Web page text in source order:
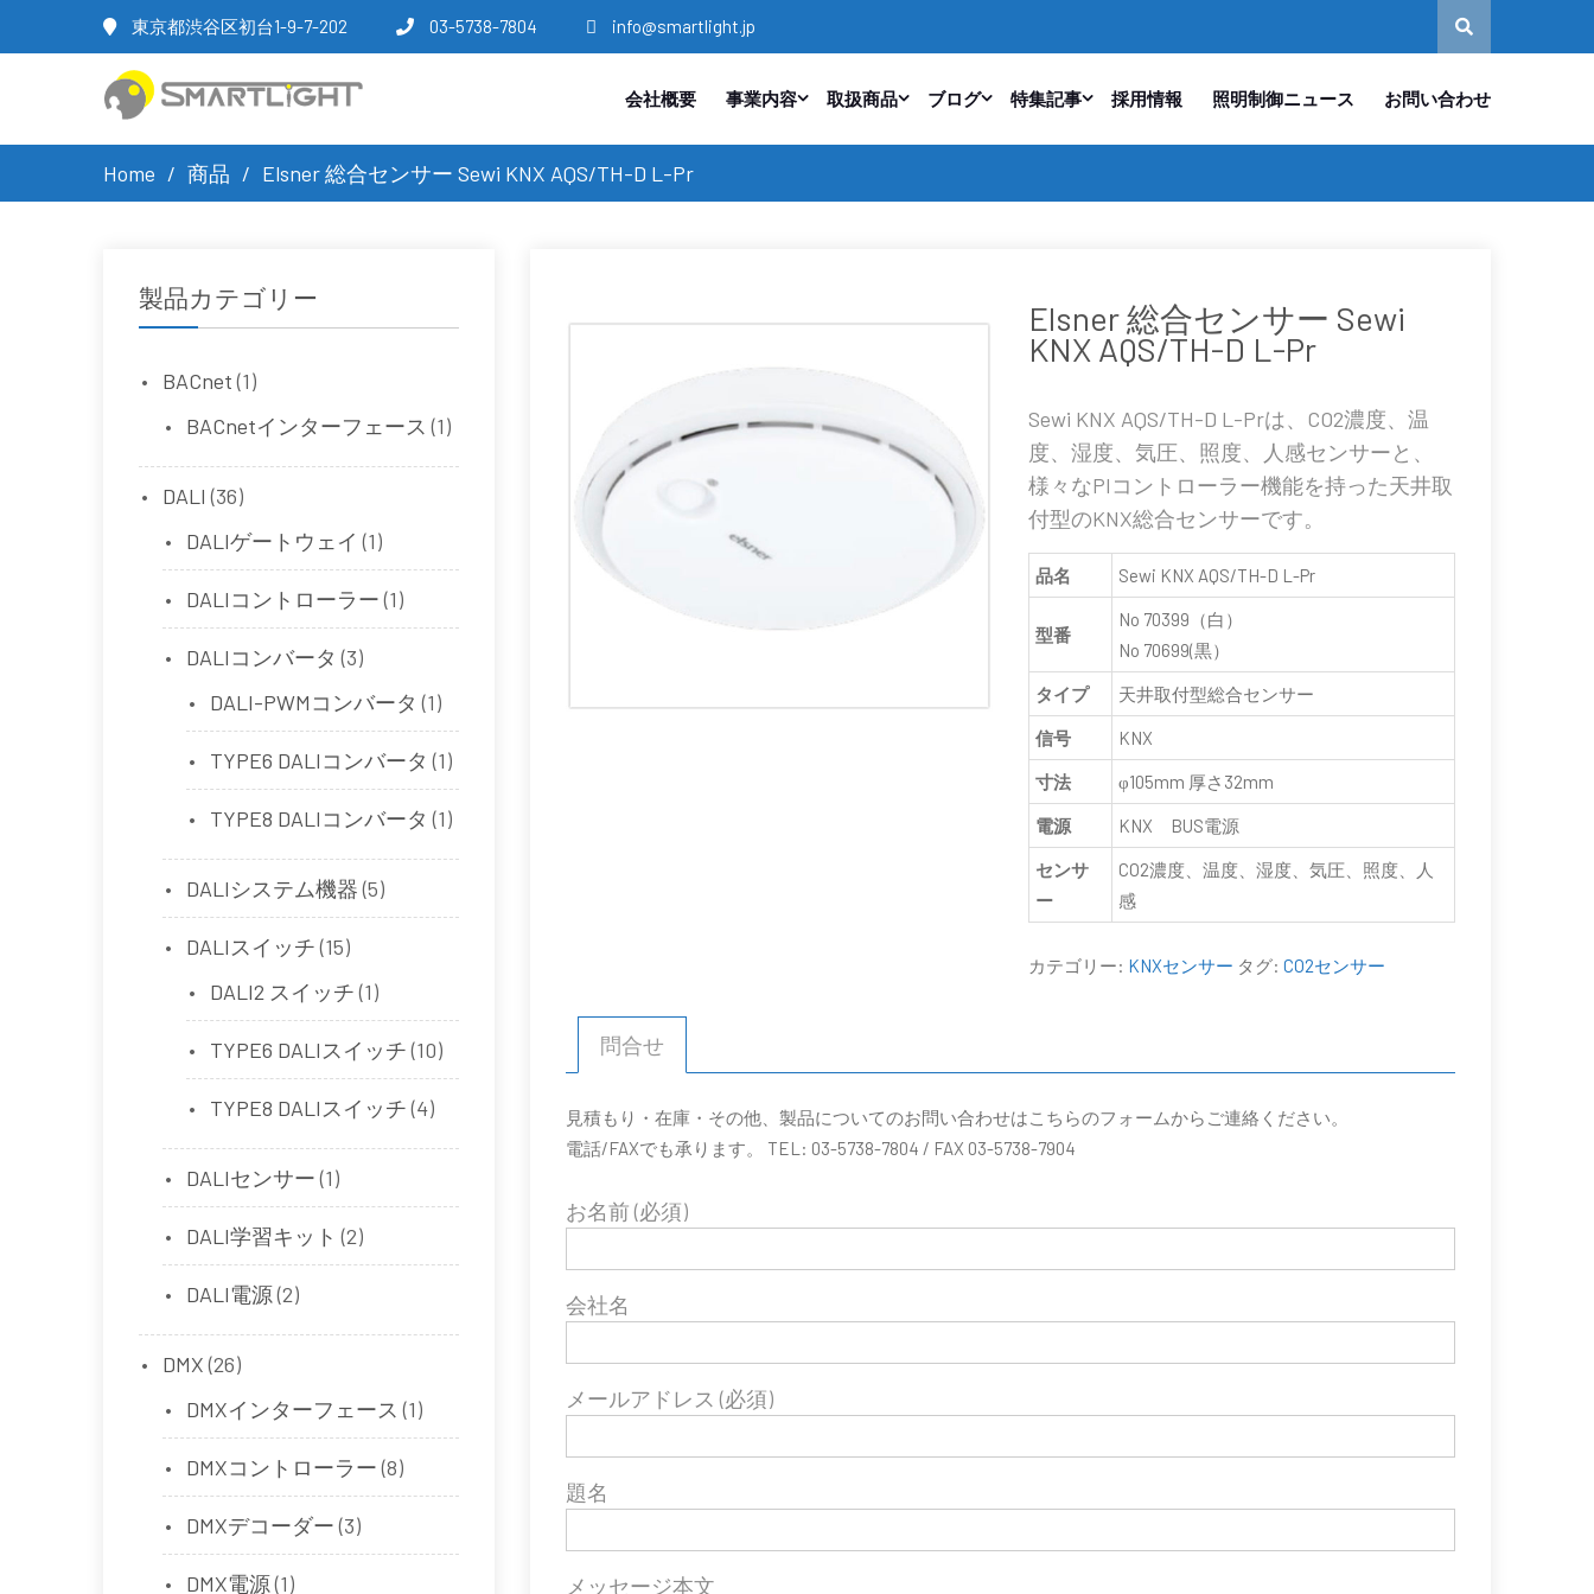
東京都渋谷区初台1-9-7-202 03-5738-7804 info@smartlight.jp
会社概要 事業内容 取扱商品 ブログ 特集記事 採用情報 照明制御ニュース お問い合わせ
Home 商品 Elsner 総合センサー Sewi KNX AQS/TH-D L-Pr
Elsner 総合センサー Sewi
KNX AQS/TH-D L-Pr
Sewi KNX AQS/TH-D L-Prは、CO2濃度、温
度、湿度、気圧、照度、人感センサーと、
様々なPIコントローラー機能を持った天井取
付型のKNX総合センサーです。
品名 Sewi KNX AQS/TH-D L-Pr
型番
No 70399（白）
No 70699(黒）
タイプ 天井取付型総合センサー
信号 KNX
寸法 φ105mm 厚さ32mm
電源 KNX BUS電源
センサ
ー
CO2濃度、温度、湿度、気圧、照度、人
感
カテゴリー: KNXセンサー タグ: CO2センサー
問合せ
見積もり・在庫・その他、製品についてのお問い合わせはこちらのフォームからご連絡ください。
電話/FAXでも承ります。 TEL: 03-5738-7804 / FAX 03-5738-7904
お名前 (必須)
会社名
メールアドレス (必須)
題名
メッセージ本文
製品カテゴリー
BACnet (1)
BACnetインターフェース (1)
DALI (36)
DALIゲートウェイ (1)
DALIコントローラー (1)
DALIコンバータ (3)
DALI-PWMコンバータ (1)
TYPE6 DALIコンバータ (1)
TYPE8 DALIコンバータ (1)
DALIシステム機器 (5)
DALIスイッチ (15)
DALI2 スイッチ (1)
TYPE6 DALIスイッチ (10)
TYPE8 DALIスイッチ (4)
DALIセンサー (1)
DALI学習キット (2)
DALI電源(2)
DMX (26)
DMXインターフェース (1)
DMXコントローラー (8)
DMXデコーダー (3)
DMX電源(1)